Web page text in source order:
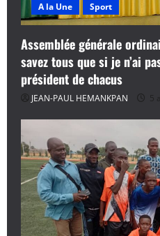
A la Une Sport
Assemblée générale
savez tous que si je n’ai
président de chacus
JEAN-PAUL HEMANKPAN 5